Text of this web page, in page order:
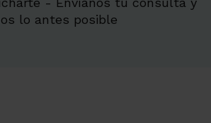
lo antes posible